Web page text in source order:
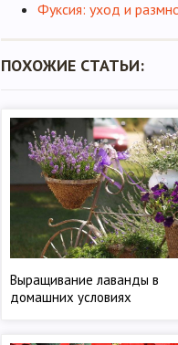
Фуксия: уход и
ПОХОЖИЕ СТАТЬИ:
Выращивание лаванды в
домашних условиях